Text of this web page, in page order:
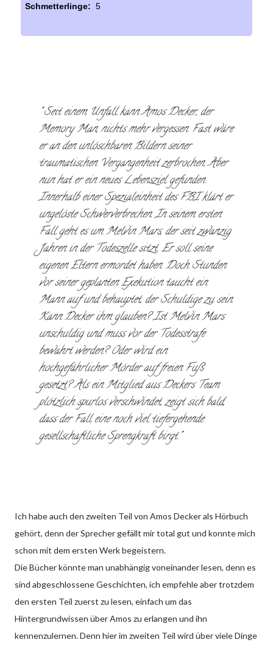
Schmetterlinge: 5
Seit einem Unfall kann Amos Decker, der
Memory Man, nichts mehr vergessen. Fast wäre
er an den unlöschbaren Bildern seiner
traumatischen Vergangenheit zerbrochen. Aber
nun hat er ein neues Lebensziel gefunden:
Innerhalb einer Spezialeinheit des FBI klärt er
ungelöste Schwerverbrechen. In seinem ersten
Fall geht es um Melvin Mars, der seit zwanzig
Jahren in der Todeszelle sitzt. Er soll seine
eigenen Eltern ermordet haben. Doch Stunden
vor seiner geplanten Exekution taucht ein
Mann auf und behauptet, der Schuldige zu sein.
Kann Decker ihm glauben? Ist Melvin Mars
unschuldig und muss vor der Todesstrafe
bewahrt werden? Oder wird ein
hochgefährlicher Mörder auf freien Fuß
gesetzt? Als ein Mitglied aus Deckers Team
plötzlich spurlos verschwindet, zeigt sich bald,
dass der Fall eine noch viel tiefergehende
gesellschaftliche Sprengkraft birgt.
Ich habe auch den zweiten Teil von Amos Decker als Hörbuch
gehört, denn der Sprecher gefällt mir total gut und konnte mich
schon mit dem ersten Werk begeistern.
Die Bücher könnte man unabhängig voneinander lesen, denn es
sind abgeschlossene Geschichten, ich empfehle aber trotzdem
den ersten Teil zuerst zu lesen, einfach um das
Hintergrundwissen über Amos zu erlangen und ihn
kennenzulernen. Denn hier im zweiten Teil wird über viele Dinge